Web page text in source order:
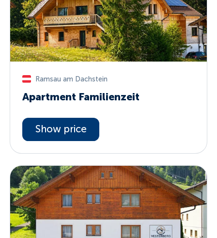
Ramsau am Dachstein
Apartment Familienzeit
Show price